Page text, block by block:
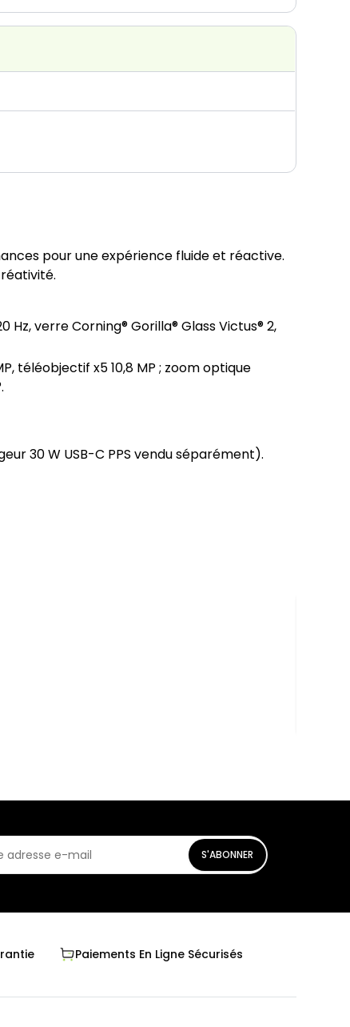
pour une expérience fluide et réactive.
verre Corning® Gorilla® Glass Victus® 2,
téléobjectif x5 10,8 MP ; zoom optique
30 W USB-C PPS vendu séparément).
S'ABONNER
Paiements En Ligne Sécurisés